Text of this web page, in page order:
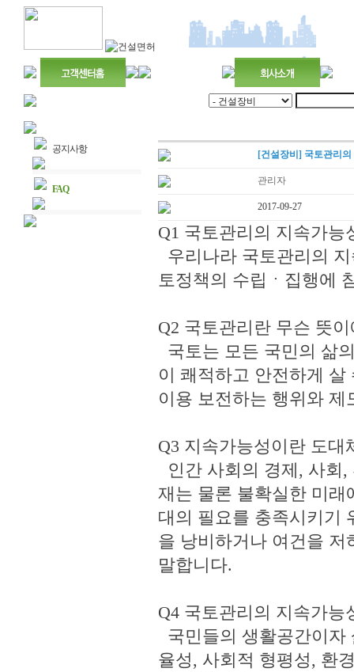
공지사항
FAQ
[건설장비] 국토관리
관리자
2017-09-27
Q1 국토관리의 지속가능
우리나라 국토관리의
토정책의 수립ㆍ집행에
Q2 국토관리란 무슨 뜻이
국토는 모든 국민의 삶
이 쾌적하고 안전하게
이용 보전하는 행위와 제
Q3 지속가능성이란 도대
인간 사회의 경제, 사회
재는 물론 불확실한 미래
대의 필요를 충족시키기
을 낭비하거나 여건을
말합니다.
Q4 국토관리의 지속가능
국민들의 생활공간이자
율성, 사회적 형평성, 환